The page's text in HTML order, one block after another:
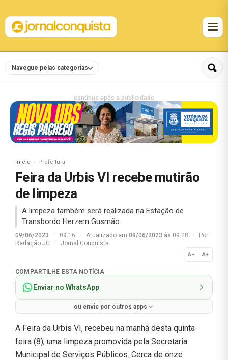
Navegue pelas categorias
continua após a publicidade
Início Prefeitura
Feira da Urbis VI recebe mutirão
de limpeza
A limpeza também será realizada na Estação de
Transbordo Herzem Gusmão.
09/06/2023 · 09:16 · Atualizado em 09/06/2023 às 09:28 ·
Por
Redação JC
· Jornal Conquista
A− A+
Normal
COMPARTILHE ESTA NOTÍCIA
Enviar no WhatsApp
ou envie por outros apps
A Feira da Urbis VI, recebeu na manhã desta quinta-
feira (8), uma limpeza promovida pela Secretaria
Municipal de Serviços Públicos. Cerca de onze